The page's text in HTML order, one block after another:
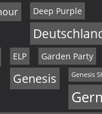
Deep Purple
ELP Garden Party
Genesis Genesis